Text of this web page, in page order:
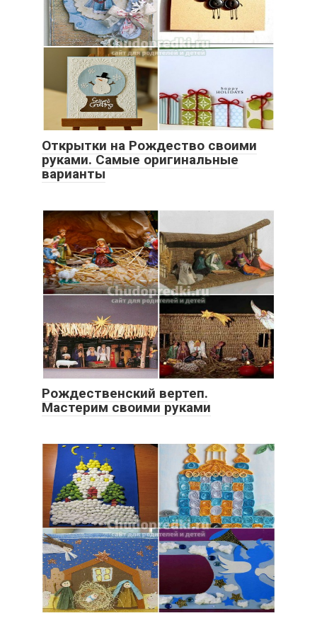
Открытки на Рождество своими
руками. Самые оригинальные
варианты
Рождественский вертеп.
Мастерим своими руками